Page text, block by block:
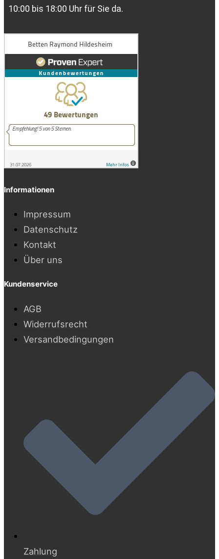
10:00 bis 18:00 Uhr für Sie da.
Informationen
Impressum
Datenschutz
Kontakt
Über uns
Kundenservice
AGB
Widerrufsrecht
Versandbedingungen
Zahlung